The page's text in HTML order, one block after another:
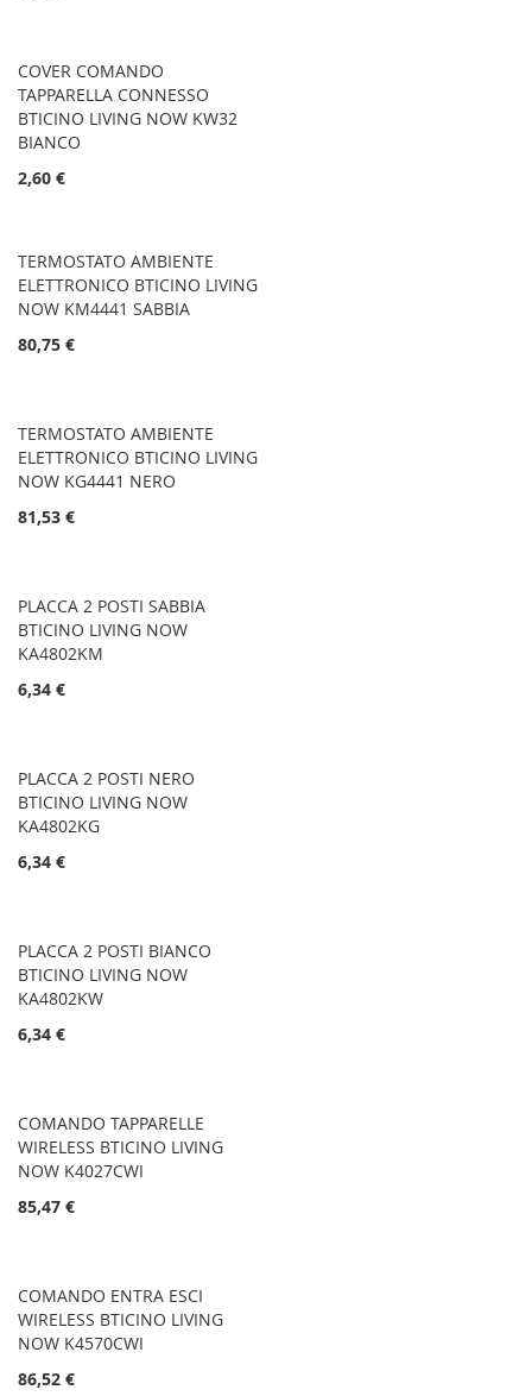
COVER COMANDO
TAPPARELLA CONNESSO
BTICINO LIVING NOW KW32
BIANCO
2,60 €
TERMOSTATO AMBIENTE
ELETTRONICO BTICINO LIVING
NOW KM4441 SABBIA
80,75 €
TERMOSTATO AMBIENTE
ELETTRONICO BTICINO LIVING
NOW KG4441 NERO
81,53 €
PLACCA 2 POSTI SABBIA
BTICINO LIVING NOW
KA4802KM
6,34 €
PLACCA 2 POSTI NERO
BTICINO LIVING NOW
KA4802KG
6,34 €
PLACCA 2 POSTI BIANCO
BTICINO LIVING NOW
KA4802KW
6,34 €
COMANDO TAPPARELLE
WIRELESS BTICINO LIVING
NOW K4027CWI
85,47 €
COMANDO ENTRA ESCI
WIRELESS BTICINO LIVING
NOW K4570CWI
86,52 €